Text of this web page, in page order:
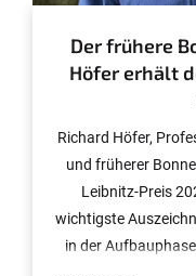
Der frühere
Höfer erhält
Richard Höfer,
und früherer
Leibnitz-Preis
wichtigste
in der